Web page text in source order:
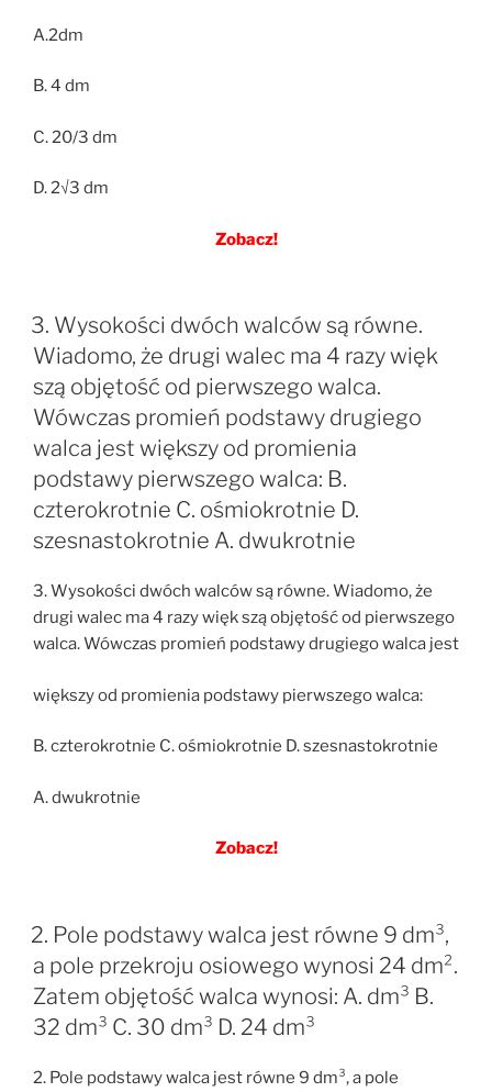
A.2dm
B. 4 dm
C. 20/3 dm
D. 2√3 dm
Zobacz!
3. Wysokości dwóch walców są równe.
Wiadomo, że drugi walec ma 4 razy więk
szą objętość od pierwszego walca.
Wówczas promień podstawy drugiego
walca jest większy od promienia
podstawy pierwszego walca: B.
czterokrotnie C. ośmiokrotnie D.
szesnastokrotnie A. dwukrotnie
3. Wysokości dwóch walców są równe. Wiadomo, że
drugi walec ma 4 razy więk szą objętość od pierwszego
walca. Wówczas promień podstawy drugiego walca jest
większy od promienia podstawy pierwszego walca:
B. czterokrotnie C. ośmiokrotnie D. szesnastokrotnie
A. dwukrotnie
Zobacz!
2. Pole podstawy walca jest równe 9 dm³,
a pole przekroju osiowego wynosi 24 dm².
Zatem objętość walca wynosi: A. dm³ B.
32 dm³ C. 30 dm³ D. 24 dm³
2. Pole podstawy walca jest równe 9 dm³, a pole